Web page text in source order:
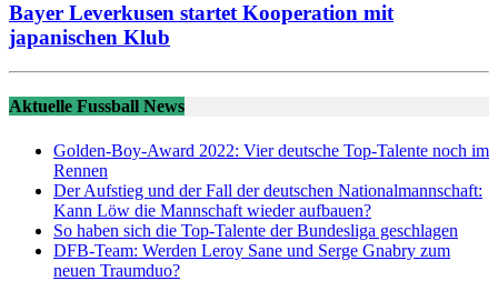
Bayer Leverkusen startet Kooperation mit
japanischen Klub
Aktuelle Fussball News
Golden-Boy-Award 2022: Vier deutsche Top-Talente noch im
Rennen
Der Aufstieg und der Fall der deutschen Nationalmannschaft:
Kann Löw die Mannschaft wieder aufbauen?
So haben sich die Top-Talente der Bundesliga geschlagen
DFB-Team: Werden Leroy Sane und Serge Gnabry zum
neuen Traumduo?